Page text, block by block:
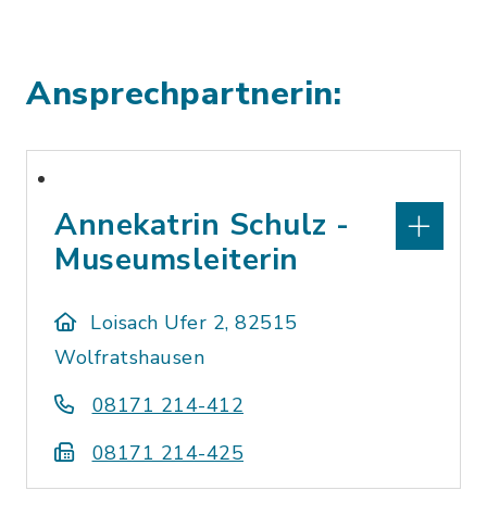
Ansprechpartnerin:
Annekatrin Schulz -
Museumsleiterin
Loisach Ufer 2, 82515
Wolfratshausen
08171 214-412
08171 214-425